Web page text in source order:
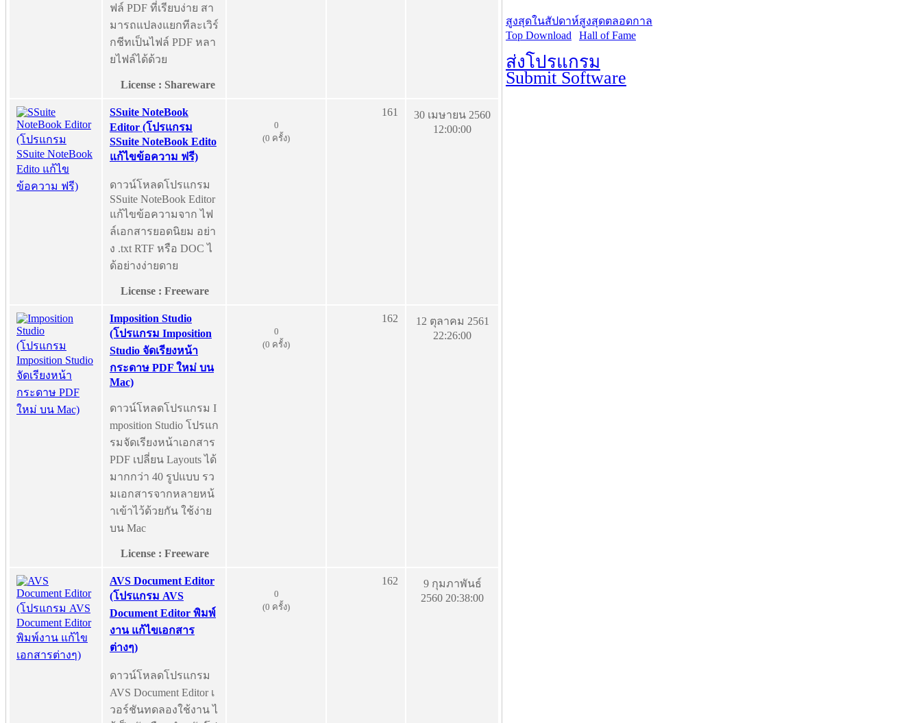
ฟล์ PDF ที่เรียบง่าย สา
มารถแปลงแยกทีละเวิร์
กชีทเป็นไฟล์ PDF หลา
ยไฟล์ได้ด้วย
License : Shareware
SSuite NoteBook
Editor (โปรแกรม
SSuite NoteBook Edito
แก้ไขข้อความ ฟรี)
ดาวน์โหลดโปรแกรม
SSuite NoteBook Editor
แก้ไขข้อความจาก ไฟ
ล์เอกสารยอดนิยม อย่า
ง .txt RTF หรือ DOC ไ
ด้อย่างง่ายดาย
License : Freeware
0
(0 ครั้ง)
161
30 เมษายน 2560
12:00:00
Imposition Studio
(โปรแกรม Imposition
Studio จัดเรียงหน้า
กระดาษ PDF ใหม่ บน
Mac)
ดาวน์โหลดโปรแกรม I
mposition Studio โปรแก
รมจัดเรียงหน้าเอกสาร
PDF เปลี่ยน Layouts ได้
มากกว่า 40 รูปแบบ รว
มเอกสารจากหลายหน้
าเข้าไว้ด้วยกัน ใช้ง่าย
บน Mac
License : Freeware
0
(0 ครั้ง)
162
12 ตุลาคม 2561
22:26:00
AVS Document Editor
(โปรแกรม AVS
Document Editor พิมพ์
งาน แก้ไขเอกสาร
ต่างๆ)
ดาวน์โหลดโปรแกรม
AVS Document Editor เ
วอร์ชันทดลองใช้งาน ไ
0
(0 ครั้ง)
162
9 กุมภาพันธ์
2560 20:38:00
สูงสุดในสัปดาห์
Top Download
สูงสุดตลอดกาล
Hall of Fame
ส่งโปรแกรม
Submit Software